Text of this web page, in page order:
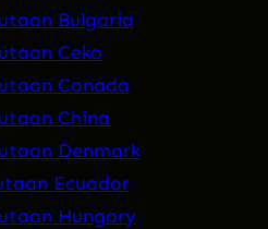
Bulgaria
Ceko
Canada
China
Denmark
Ecuador
Hungary